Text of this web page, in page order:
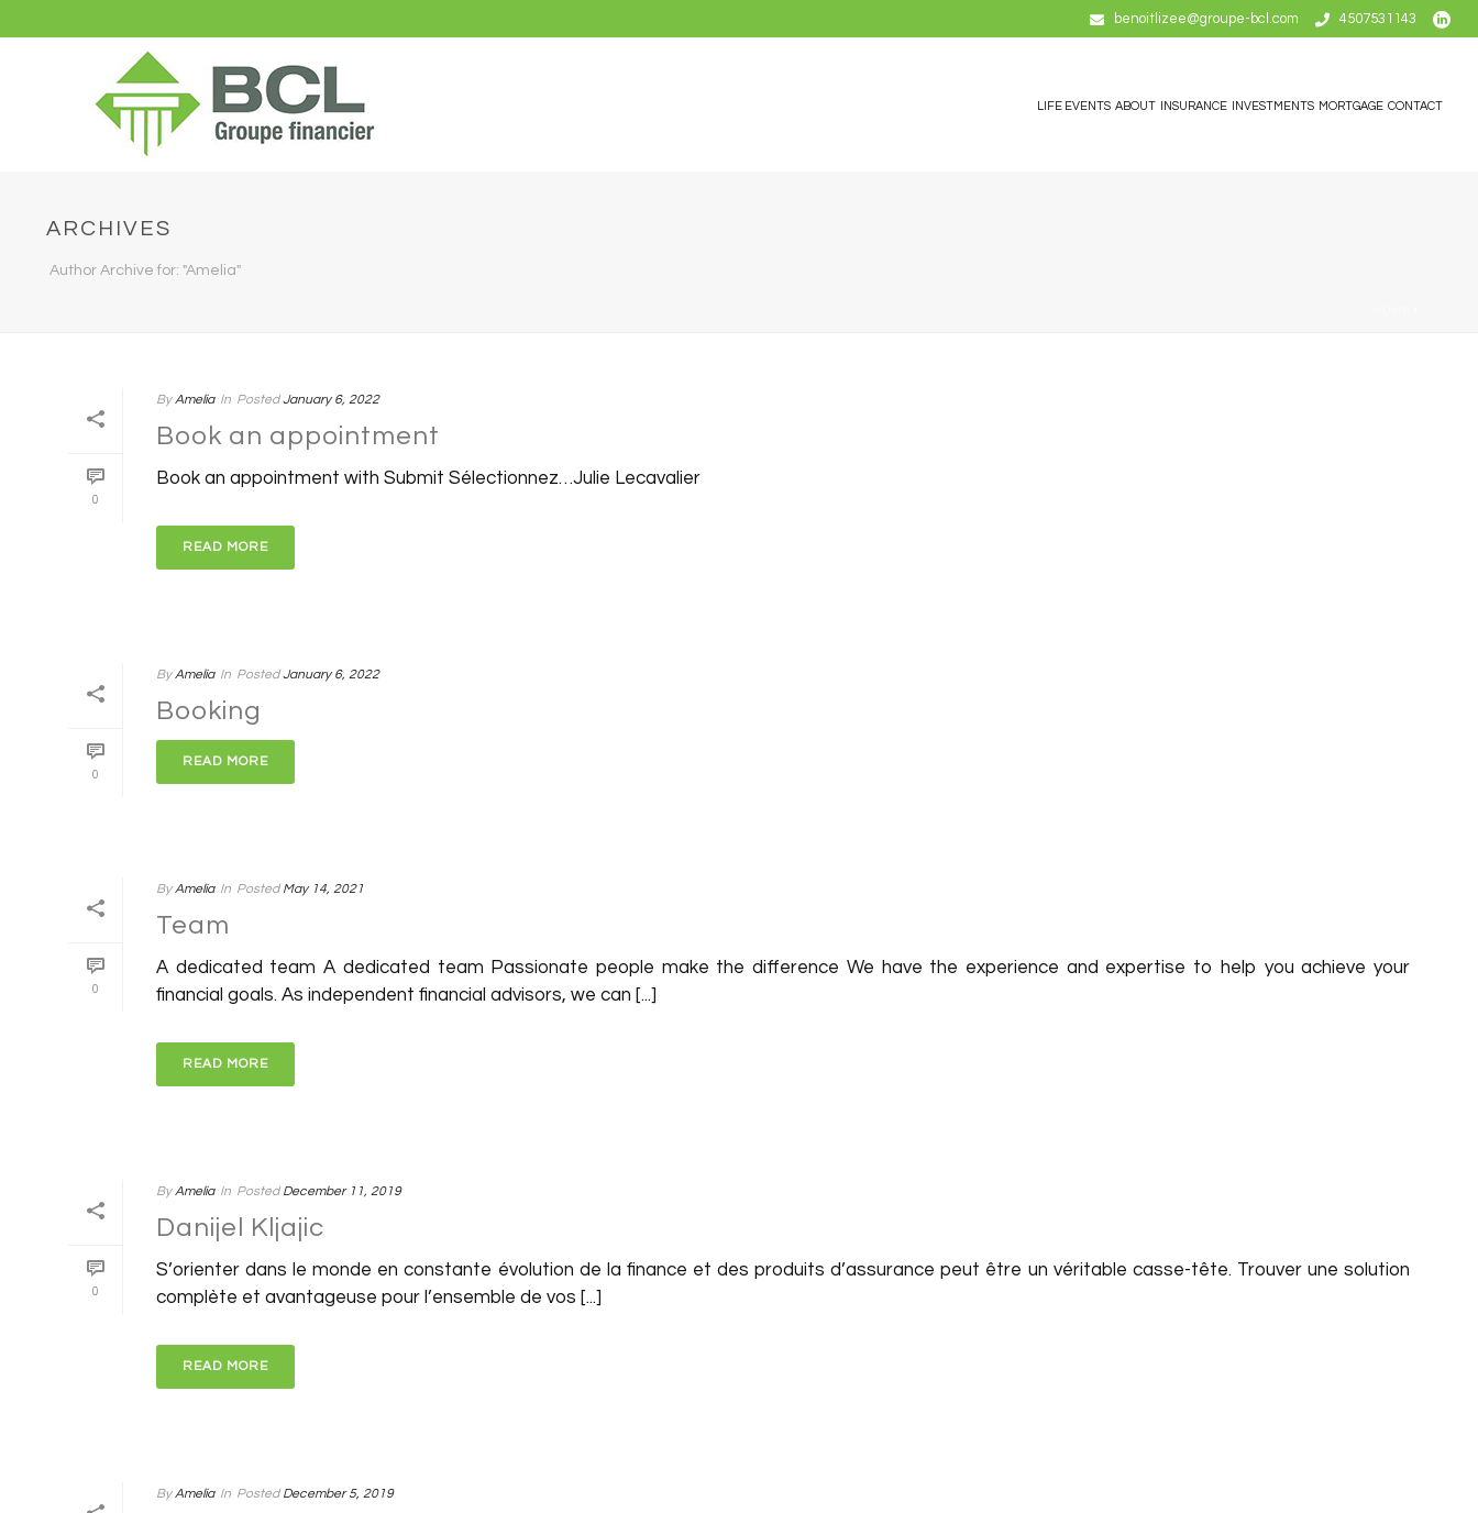
4507531143
benoitlizee@groupe-bcl.com
LIFE EVENTS ABOUT INSURANCE INVESTMENTS MORTGAGE CONTACT
ARCHIVES
Author Archive for: "Amelia"
0
By Amelia In Posted January 6, 2022
Book an appointment
Book an appointment with Submit Sélectionnez…Julie Lecavalier
READ MORE
0
By Amelia In Posted January 6, 2022
Booking
READ MORE
0
By Amelia In Posted May 14, 2021
Team
A dedicated team A dedicated team Passionate people make the difference We have the experience and expertise to help you achieve your
financial goals. As independent financial advisors, we can [...]
READ MORE
0
By Amelia In Posted December 11, 2019
Danijel Kljajic
S’orienter dans le monde en constante évolution de la finance et des produits d’assurance peut être un véritable casse-tête. Trouver une solution
complète et avantageuse pour l’ensemble de vos [...]
READ MORE
By Amelia In Posted December 5, 2019